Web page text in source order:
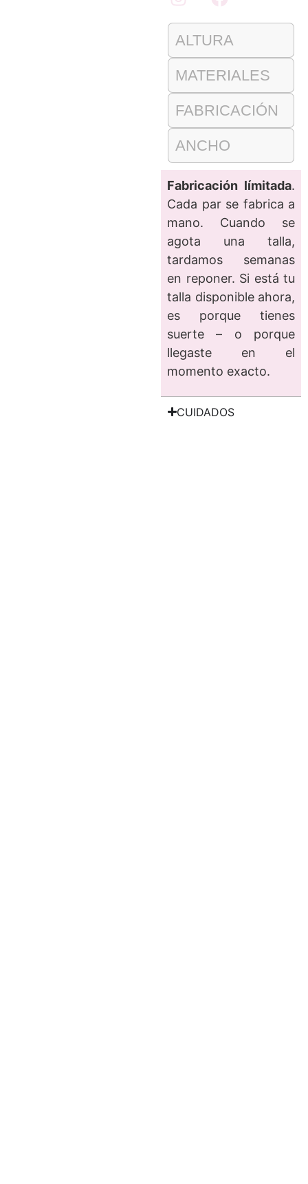
ALTURA
MATERIALES
FABRICACIÓN
ANCHO
Fabricación límitada.
Cada par se fabrica a
mano. Cuando se
agota una talla,
tardamos semanas
en reponer. Si está tu
talla disponible ahora,
es porque tienes
suerte – o porque
llegaste en el
momento exacto.
CUIDADOS